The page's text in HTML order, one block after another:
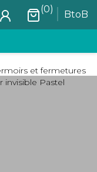
BtoB
(0)
et fermetures
invisible Pastel